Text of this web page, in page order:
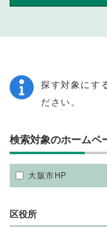
探す対象にす
ださい。
検索対象のホームペ
大阪市HP
区役所